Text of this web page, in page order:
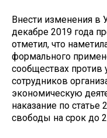
Внести изменения в
декабре 2019 года
отметил, что
формального
сообществах против
сотрудников
экономическую
наказание по
свободы на срок до